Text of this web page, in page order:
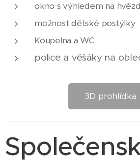
okno s výhledem na
možnost dětské postýlky
Koupelna a WC
police a věšáky na
3D prohlídka